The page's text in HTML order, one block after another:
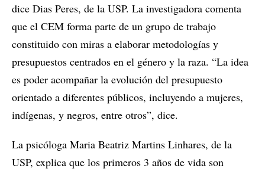
dice Dias Peres, de la USP. La investigadora comenta
que el CEM forma parte de un grupo de trabajo
constituido con miras a elaborar metodologías y
presupuestos centrados en el género y la raza. “La idea
es poder acompañar la evolución del presupuesto
orientado a diferentes públicos, incluyendo a mujeres,
indígenas, y negros, entre otros”, dice.
La psicóloga Maria Beatriz Martins Linhares, de la
USP, explica que los primeros 3 años de vida son